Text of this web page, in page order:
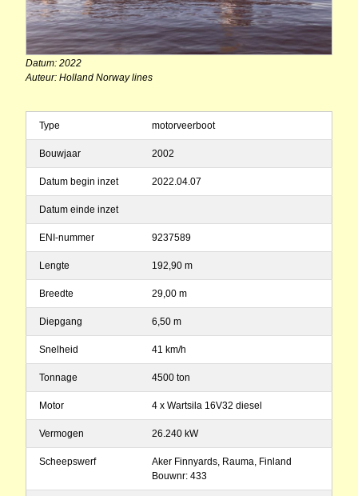
Datum: 2022
Auteur: Holland Norway lines
Type motorveerboot
Bouwjaar 2002
Datum begin inzet 2022.04.07
Datum einde inzet
ENI-nummer 9237589
Lengte 192,90 m
Breedte 29,00 m
Diepgang 6,50 m
Snelheid 41 km/h
Tonnage 4500 ton
Motor 4 x Wartsila 16V32 diesel
Vermogen 26.240 kW
Scheepswerf
Aker Finnyards, Rauma, Finland
Bouwnr: 433